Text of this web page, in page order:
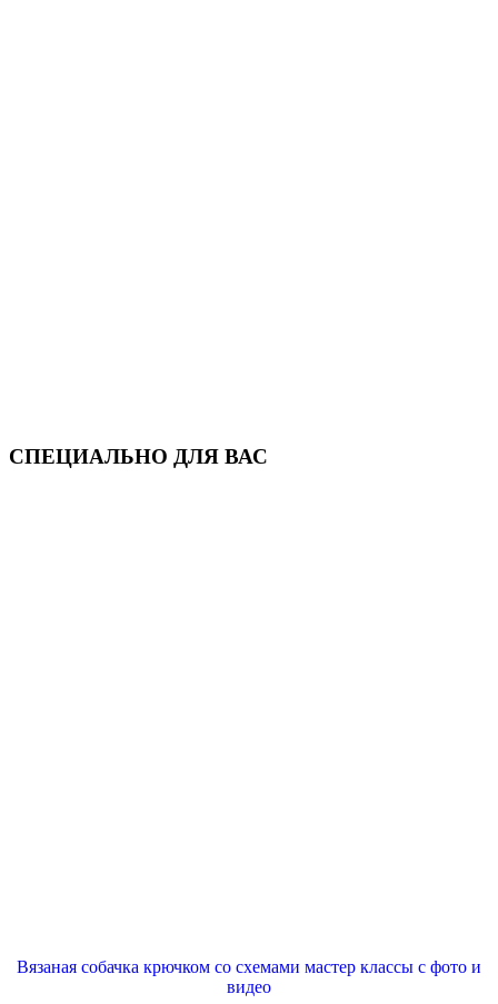
СПЕЦИАЛЬНО ДЛЯ ВАС
Вязаная собачка крючком со схемами мастер классы с фото и
видео